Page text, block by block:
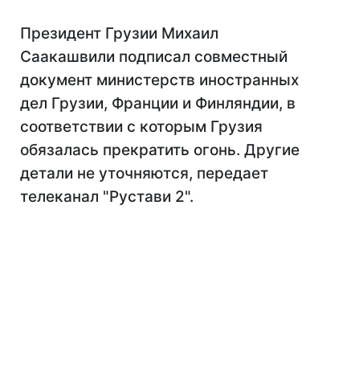
Президент Грузии Михаил
Саакашвили подписал совместный
документ министерств иностранных
дел Грузии, Франции и Финляндии, в
соответствии с которым Грузия
обязалась прекратить огонь. Другие
детали не уточняются, передает
телеканал "Рустави 2".